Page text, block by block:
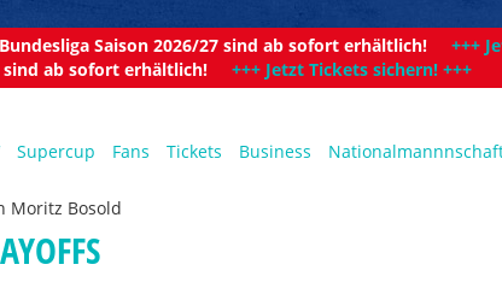
Saison 2026/27 sind ab sofort erhältlich! +++
sind ab sofort erhältlich! +++ Jetzt Tickets sichern! +++
Supercup Fans Tickets Business
Moritz Bosold